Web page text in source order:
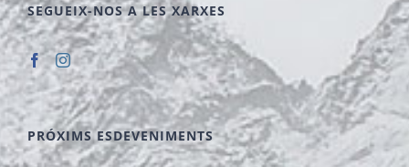
SEGUEIX-NOS A LES XARXES
PRÓXIMS ESDEVENIMENTS